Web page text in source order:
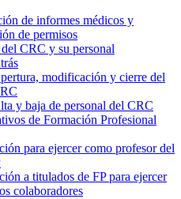
de informes médicos y
de permisos
CRC y su personal
modificación y cierre del
y baja de personal del CRC
de Formación Profesional
para ejercer como profesor del
a titulados de FP para ejercer
colaboradores